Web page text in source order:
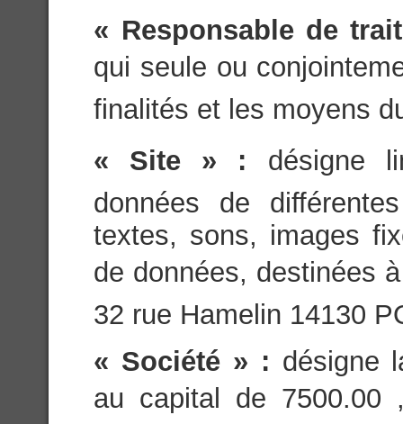
« Responsable de
qui seule ou
finalités et les moyens
« Site » : désigne
données de
textes, sons, images
de données, destinées
32 rue Hamelin 14130
« Société » : désigne
au capital de 7500.00